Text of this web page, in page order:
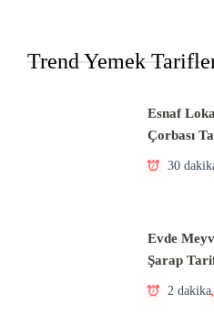
Trend Yemek
Esnaf
Çorbası
30
Evde
Şarap
2 dakika